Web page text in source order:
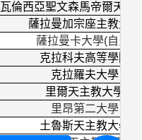
瓦倫西亞聖文森馬帝爾天主
薩拉曼加宗座主教大學
薩拉曼卡大學(自費
克拉科夫高等學院
克拉羅夫大學
里爾天主教大學
里昂第二大學
土魯斯天主教大學